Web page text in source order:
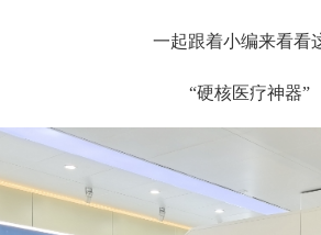
一起跟着小编来看看
“硬核医疗神器”